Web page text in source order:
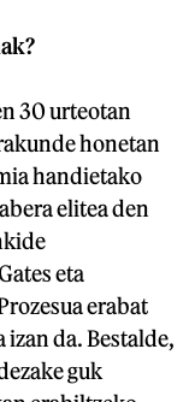
30 urteotan
honetan
handietako
elitea den
eta
erabat
da. Bestalde,
guk